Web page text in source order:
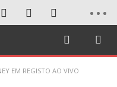
EM REGISTO AO VIVO